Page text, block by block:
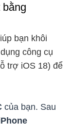
bạn khôi
công cụ
trợ iOS 18) để
của bạn. Sau